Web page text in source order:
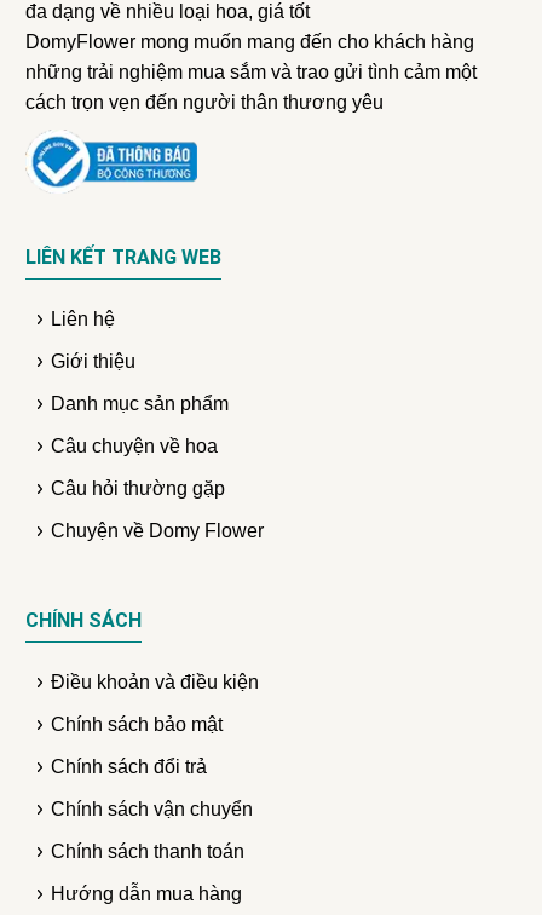
đa dạng về nhiều loại hoa, giá tốt
DomyFlower mong muốn mang đến cho khách hàng
những trải nghiệm mua sắm và trao gửi tình cảm một
cách trọn vẹn đến người thân thương yêu
LIÊN KẾT TRANG WEB
Liên hệ
Giới thiệu
Danh mục sản phẩm
Câu chuyện về hoa
Câu hỏi thường gặp
Chuyện về Domy Flower
CHÍNH SÁCH
Điều khoản và điều kiện
Chính sách bảo mật
Chính sách đổi trả
Chính sách vận chuyển
Chính sách thanh toán
Hướng dẫn mua hàng